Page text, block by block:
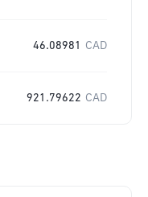
46.08981 CAD
921.79622 CAD